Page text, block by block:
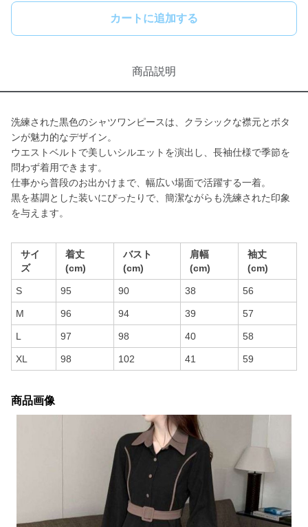
カートに追加する
商品説明
洗練された黒色のシャツワンピースは、クラシックな襟元とボタ
ンが魅力的なデザイン。
ウエストベルトで美しいシルエットを演出し、長袖仕様で季節を
問わず着用できます。
仕事から普段のお出かけまで、幅広い場面で活躍する一着。
黒を基調とした装いにぴったりで、簡潔ながらも洗練された印象
を与えます。
サイ
ズ
着丈
(cm)
バスト
(cm)
肩幅
(cm)
袖丈
(cm)
S 95 90 38 56
M 96 94 39 57
L 97 98 40 58
XL 98 102 41 59
商品画像